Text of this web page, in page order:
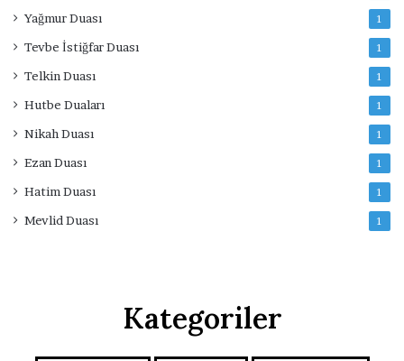
Yağmur Duası 1
Tevbe İstiğfar Duası 1
Telkin Duası 1
Hutbe Duaları 1
Nikah Duası 1
Ezan Duası 1
Hatim Duası 1
Mevlid Duası 1
Kategoriler